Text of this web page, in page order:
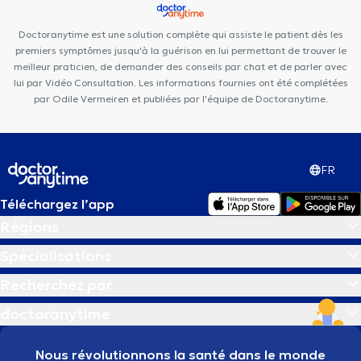
Institut du poids de Namur
Racines à la Vie
Doctoranytime est une solution complète qui assiste le patient dès les
premiers symptômes jusqu'à la guérison en lui permettant de trouver le
meilleur praticien, de demander des conseils par chat et de parler avec
lui par Vidéo Consultation. Les informations fournies ont été complétées
par Odile Vermeiren et publiées par l'équipe de Doctoranytime.
FR
Téléchargez l’app
Nous révolutionnons la santé dans le monde